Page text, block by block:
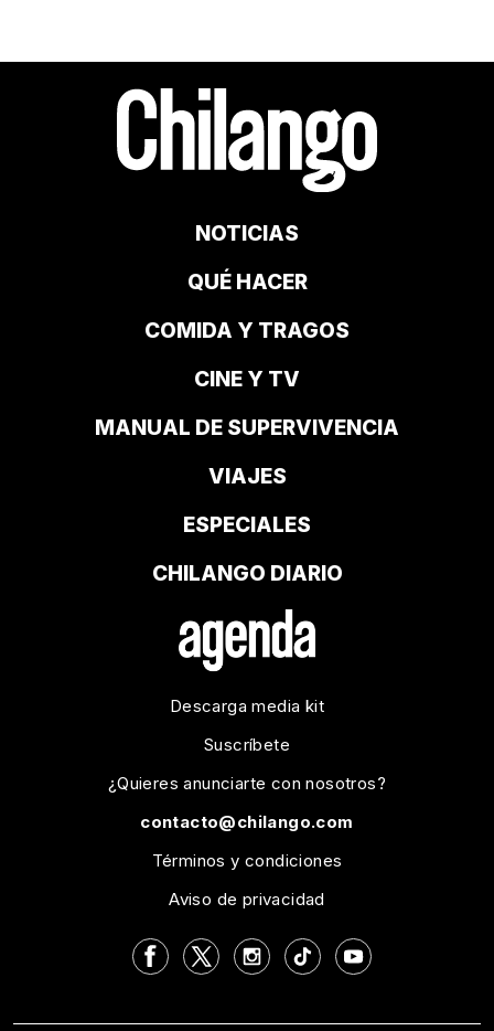
NOTICIAS
QUÉ HACER
COMIDA Y TRAGOS
CINE Y TV
MANUAL DE SUPERVIVENCIA
VIAJES
ESPECIALES
CHILANGO DIARIO
Descarga media kit
Suscríbete
¿Quieres anunciarte con nosotros?
contacto@chilango.com
Términos y condiciones
Aviso de privacidad